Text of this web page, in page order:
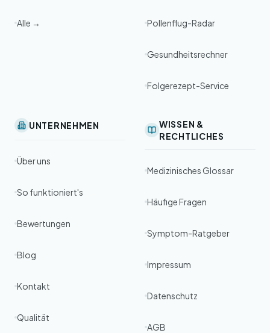
Alle → Pollenflug-Radar
Gesundheitsrechner
Folgerezept-Service
UNTERNEHMEN
Über uns
So funktioniert's
Bewertungen
Blog
Kontakt
Qualität
WISSEN &
RECHTLICHES
Medizinisches Glossar
Häufige Fragen
Symptom-Ratgeber
Impressum
Datenschutz
AGB